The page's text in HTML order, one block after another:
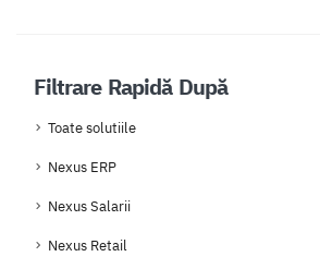
Filtrare Rapidă După
Toate solutiile
Nexus ERP
Nexus Salarii
Nexus Retail